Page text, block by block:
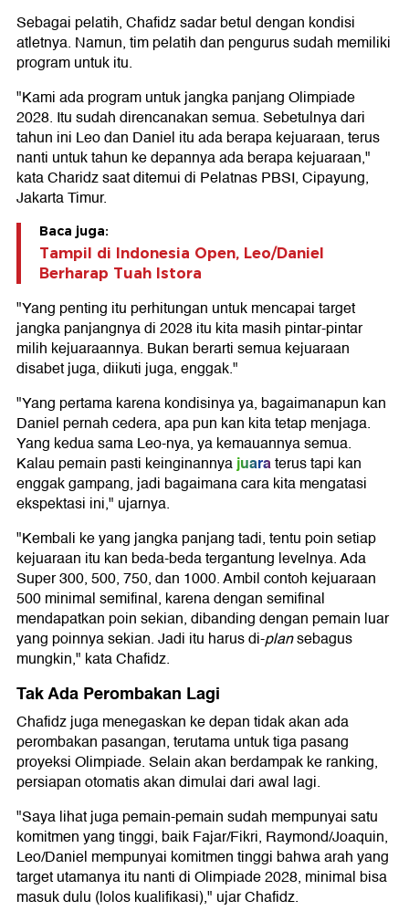
Sebagai pelatih, Chafidz sadar betul dengan kondisi
atletnya. Namun, tim pelatih dan pengurus sudah memiliki
program untuk itu.
"Kami ada program untuk jangka panjang Olimpiade
2028. Itu sudah direncanakan semua. Sebetulnya dari
tahun ini Leo dan Daniel itu ada berapa kejuaraan, terus
nanti untuk tahun ke depannya ada berapa kejuaraan,"
kata Charidz saat ditemui di Pelatnas PBSI, Cipayung,
Jakarta Timur.
Baca juga:
Tampil di Indonesia Open, Leo/Daniel
Berharap Tuah Istora
"Yang penting itu perhitungan untuk mencapai target
jangka panjangnya di 2028 itu kita masih pintar-pintar
milih kejuaraannya. Bukan berarti semua kejuaraan
disabet juga, diikuti juga, enggak."
"Yang pertama karena kondisinya ya, bagaimanapun kan
Daniel pernah cedera, apa pun kan kita tetap menjaga.
Yang kedua sama Leo-nya, ya kemauannya semua.
Kalau pemain pasti keinginannyajuaraterus tapi kan
enggak gampang, jadi bagaimana cara kita mengatasi
ekspektasi ini," ujarnya.
"Kembali ke yang jangka panjang tadi, tentu poin setiap
kejuaraan itu kan beda-beda tergantung levelnya. Ada
Super 300, 500, 750, dan 1000. Ambil contoh kejuaraan
500 minimal semifinal, karena dengan semifinal
mendapatkan poin sekian, dibanding dengan pemain luar
yang poinnya sekian. Jadi itu harus di-plansebagus
mungkin," kata Chafidz.
Tak Ada Perombakan Lagi
Chafidz juga menegaskan ke depan tidak akan ada
perombakan pasangan, terutama untuk tiga pasang
proyeksi Olimpiade. Selain akan berdampak ke ranking,
persiapan otomatis akan dimulai dari awal lagi.
"Saya lihat juga pemain-pemain sudah mempunyai satu
komitmen yang tinggi, baik Fajar/Fikri, Raymond/Joaquin,
Leo/Daniel mempunyai komitmen tinggi bahwa arah yang
target utamanya itu nanti di Olimpiade 2028, minimal bisa
masuk dulu (lolos kualifikasi)," ujar Chafidz.